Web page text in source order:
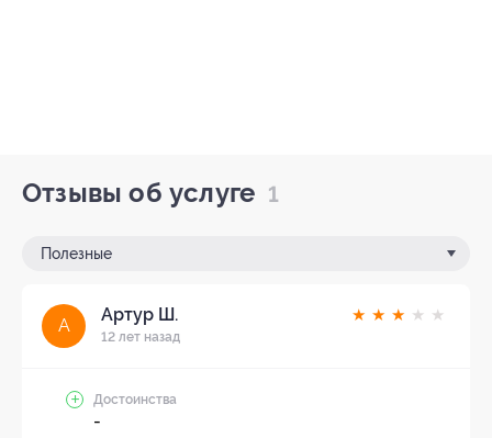
Отзывы об услуге 1
Полезные
А
Артур Ш.
12 лет назад
★ ★ ★ ★ ★
Достоинства
-